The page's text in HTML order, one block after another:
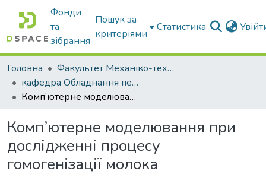
Фонди
та
зібрання
Пошук за
критеріями
Статистика
Головна
Факультет Механіко-технологічний
кафедра Обладнання переробних і харчових виробництв ім. професора Ф.Ю. Ялпачика
Комп’ютерне моделювання при дослідженні процесу гомогенізації молока
Комп’ютерне моделювання при
дослідженні процесу
гомогенізації молока